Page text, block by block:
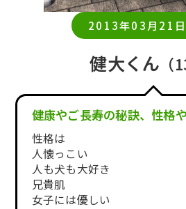
2013年03月21
健大くん （
健康やご長寿の秘訣、性格
性格は
人懐っこい
人も犬も大好き
兄貴肌
女子には優しい